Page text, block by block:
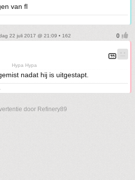
van fl
22 juli 2017 @ 21:09 • 162
Hypa Hypa
nadat hij is uitgestapt.
door Refinery89